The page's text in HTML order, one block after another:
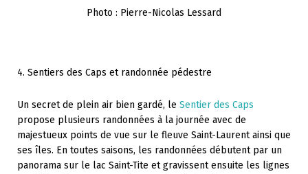
Photo : Pierre-Nicolas Lessard
4. Sentiers des Caps et randonnée pédestre
Un secret de plein air bien gardé, le Sentier des Caps
propose plusieurs randonnées à la journée avec de
majestueux points de vue sur le fleuve Saint-Laurent ainsi que
ses îles. En toutes saisons, les randonnées débutent par un
panorama sur le lac Saint-Tite et gravissent ensuite les lignes